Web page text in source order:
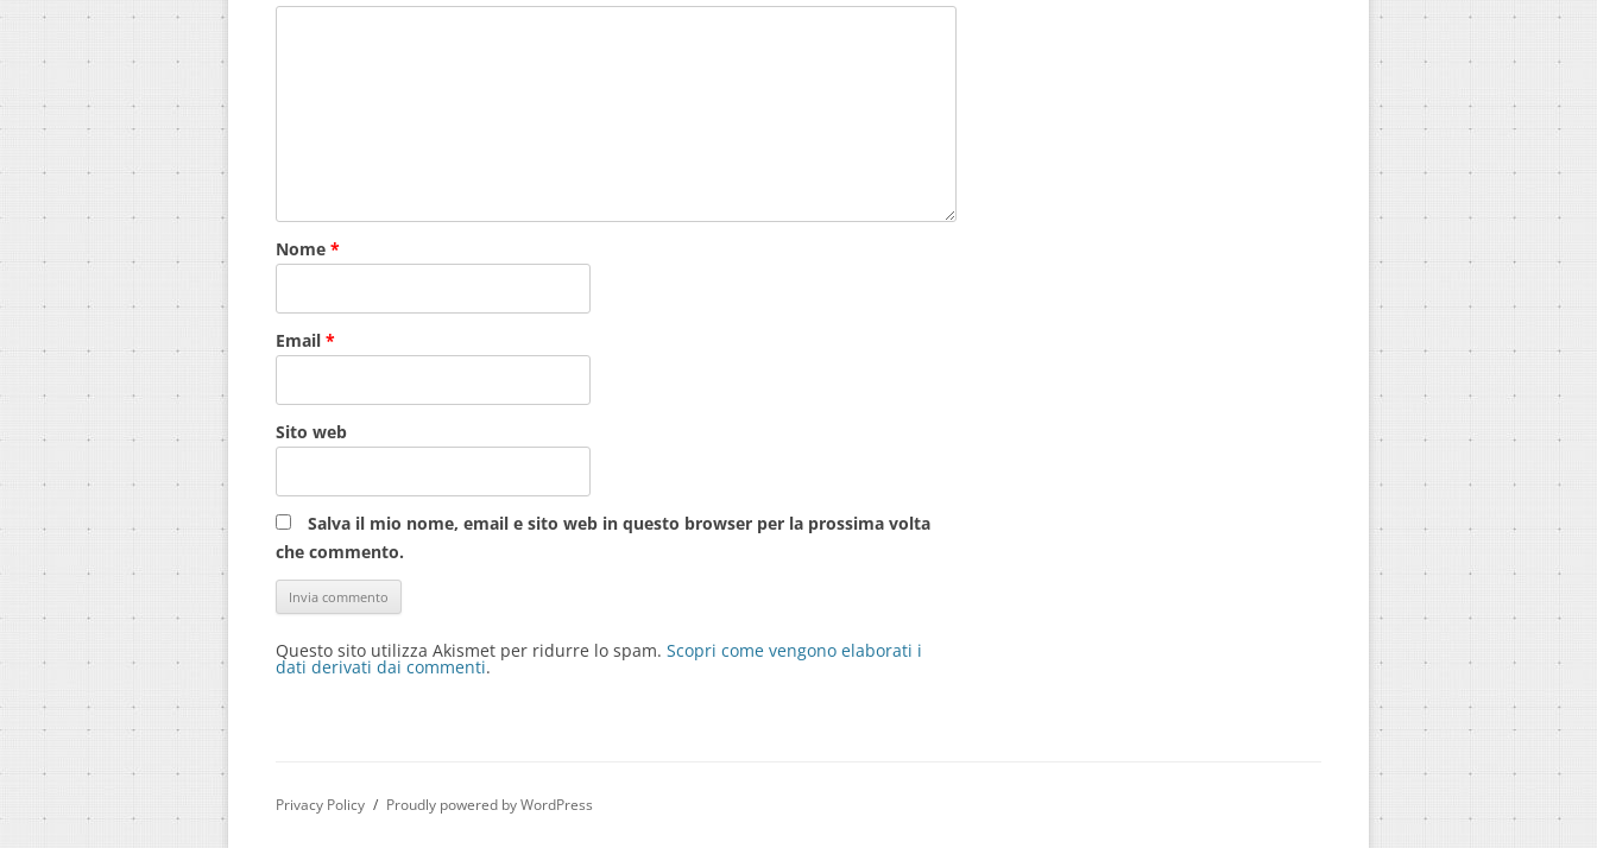
Nome *
Email *
Sito web
Salva il mio nome, email e sito web in questo browser per la prossima volta
che commento.
Questo sito utilizza Akismet per ridurre lo spam. Scopri come vengono elaborati i
dati derivati dai commenti.
Privacy Policy Proudly powered by WordPress